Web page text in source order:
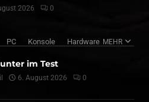
2026 0
PC Konsole Hardware MEHR
im Test
6. August 2026 0